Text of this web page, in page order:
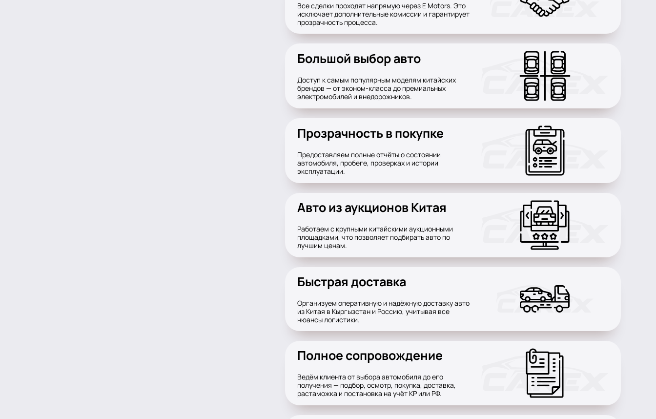
Все сделки проходят напрямую через E Motors. Это
исключает дополнительные комиссии и гарантирует
прозрачность процесса.
Большой выбор авто
Доступ к самым популярным моделям китайских
брендов — от эконом-класса до премиальных
электромобилей и внедорожников.
Прозрачность в покупке
Предоставляем полные отчёты о состоянии
автомобиля, пробеге, проверках и истории
эксплуатации.
Авто из аукционов Китая
Работаем с крупными китайскими аукционными
площадками, что позволяет подбирать авто по
лучшим ценам.
Быстрая доставка
Организуем оперативную и надёжную доставку авто
из Китая в Кыргызстан и Россию, учитывая все
нюансы логистики.
Полное сопровождение
Ведём клиента от выбора автомобиля до его
получения — подбор, осмотр, покупка, доставка,
растаможка и постановка на учёт КР или РФ.